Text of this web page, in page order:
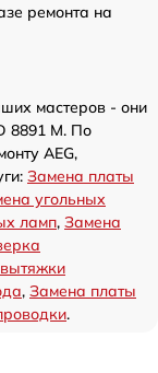
ремонта на
мастеров - они
8891 M. По
AEG,
Замена платы
угольных
ламп, Замена
, Замена платы
.